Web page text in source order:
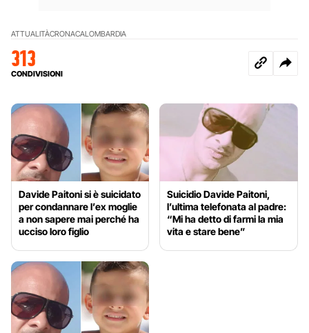
ATTUALITÀCRONACALOMBARDIA
313
CONDIVISIONI
Davide Paitoni si è suicidato
per condannare l’ex moglie
a non sapere mai perché ha
ucciso loro figlio
Suicidio Davide Paitoni,
l’ultima telefonata al padre:
“Mi ha detto di farmi la mia
vita e stare bene”